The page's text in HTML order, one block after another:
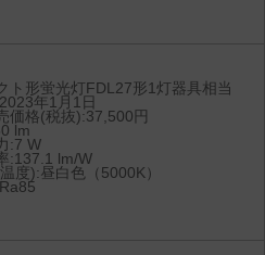
ト形蛍光灯FDL27形1灯器具相当
年1月1日
価格(税抜):37,500円
lm
:7 W
:137.1 lm/W
度):昼白色（5000K）